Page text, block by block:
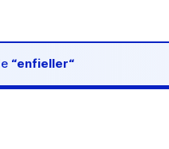
“enfieller“